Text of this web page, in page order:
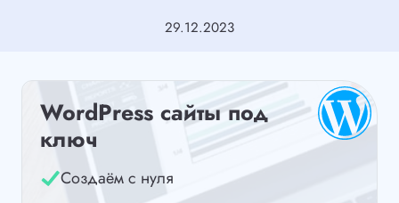
29.12.2023
WordPress сайты под
ключ
Создаём с нуля